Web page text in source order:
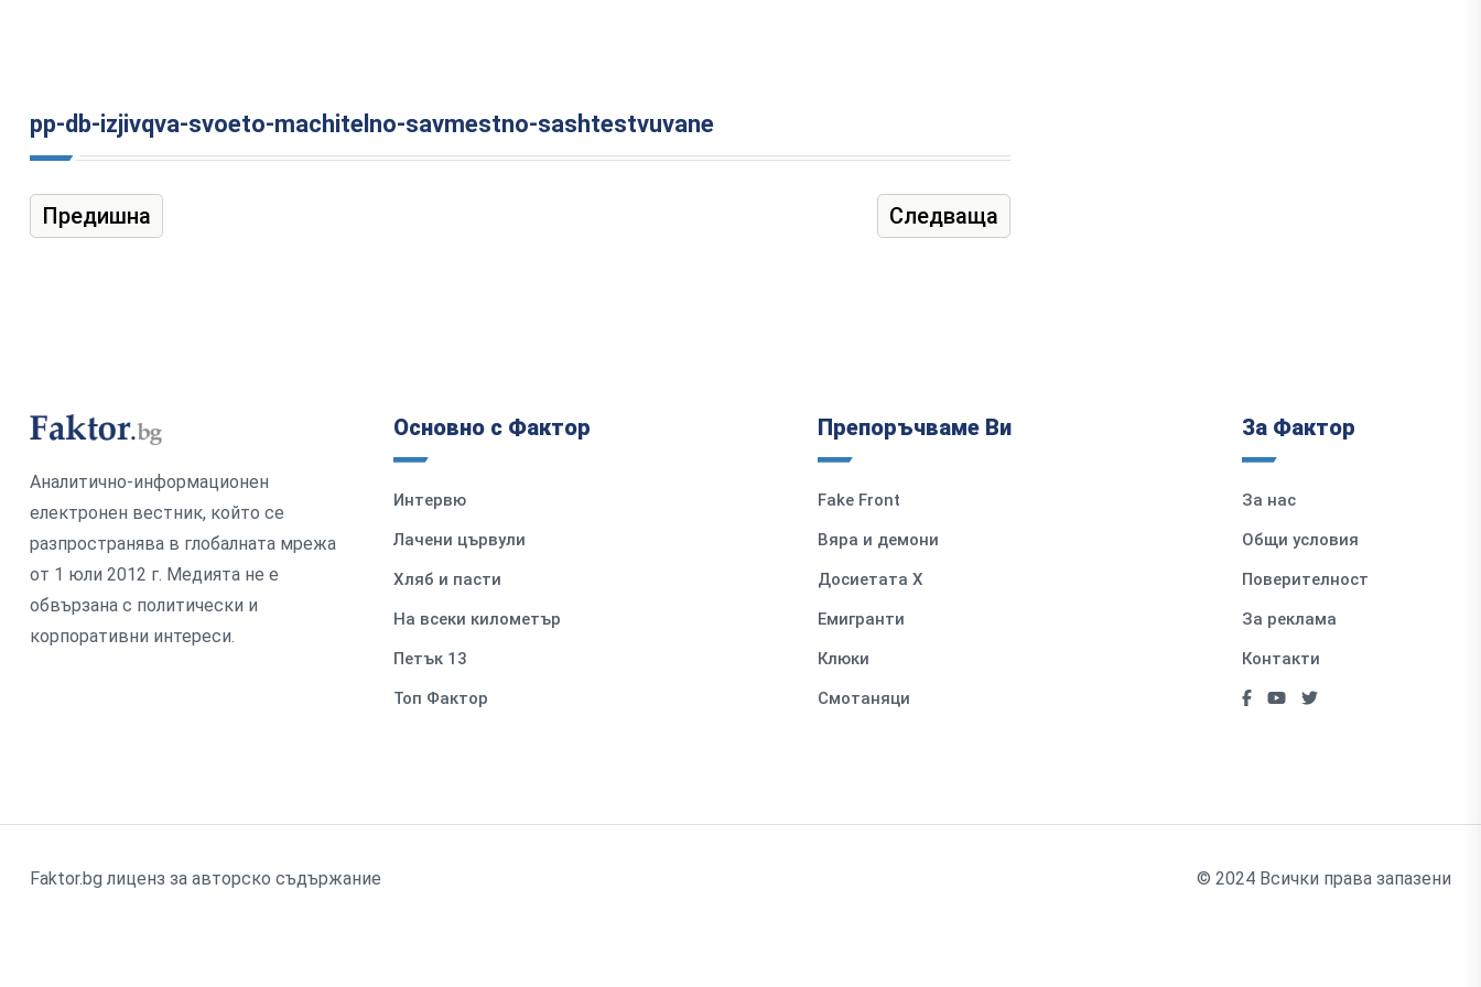
pp-db-izjivqva-svoeto-machitelno-savmestno-sashtestvuvane
Предишна Следваща
Аналитично-информационен
електронен вестник, който се
разпространява в глобалната мрежа
от 1 юли 2012 г. Медията не е
обвързана с политически и
корпоративни интереси.
Основно с Фактор
Интервю
Лачени цървули
Хляб и пасти
На всеки километър
Петък 13
Топ Фактор
Препоръчваме Ви
Fake Front
Вяра и демони
Досиетата Х
Емигранти
Клюки
Смотаняци
За Фактор
За нас
Общи условия
Поверителност
За реклама
Контакти
Faktor.bg лиценз за авторско съдържание © 2024 Всички права запазени